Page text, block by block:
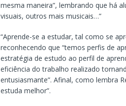
mesma maneira”, lembrando que há
visuais, outros mais musicais…”
“Aprende-se a estudar, tal como se
reconhecendo que “temos perfis de
estratégia de estudo ao perfil de
eficiência do trabalho realizado
entusiasmante”. Afinal, como lembra
estuda melhor”.